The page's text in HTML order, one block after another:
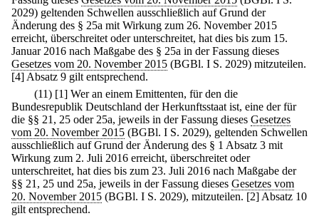
2029) geltenden Schwellen ausschließlich auf Grund der
Änderung des § 25a mit Wirkung zum 26. November 2015
erreicht, überschreitet oder unterschreitet, hat dies bis zum 15.
Januar 2016 nach Maßgabe des § 25a in der Fassung dieses
Gesetzes vom 20. November 2015 (BGBl. I S. 2029) mitzuteilen.
[4] Absatz 9 gilt entsprechend.
(11) [1] Wer an einem Emittenten, für den die
Bundesrepublik Deutschland der Herkunftsstaat ist, eine der für
die §§ 21, 25 oder 25a, jeweils in der Fassung dieses Gesetzes
vom 20. November 2015 (BGBl. I S. 2029), geltenden Schwellen
ausschließlich auf Grund der Änderung des § 1 Absatz 3 mit
Wirkung zum 2. Juli 2016 erreicht, überschreitet oder
unterschreitet, hat dies bis zum 23. Juli 2016 nach Maßgabe der
§§ 21, 25 und 25a, jeweils in der Fassung dieses Gesetzes vom
20. November 2015 (BGBl. I S. 2029), mitzuteilen. [2] Absatz 10
gilt entsprechend.